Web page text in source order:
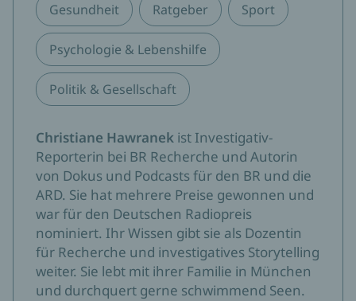
Gesundheit Ratgeber Sport
Psychologie & Lebenshilfe
Politik & Gesellschaft
Christiane Hawranek ist Investigativ-
Reporterin bei BR Recherche und Autorin
von Dokus und Podcasts für den BR und die
ARD. Sie hat mehrere Preise gewonnen und
war für den Deutschen Radiopreis
nominiert. Ihr Wissen gibt sie als Dozentin
für Recherche und investigatives Storytelling
weiter. Sie lebt mit ihrer Familie in München
und durchquert gerne schwimmend Seen.